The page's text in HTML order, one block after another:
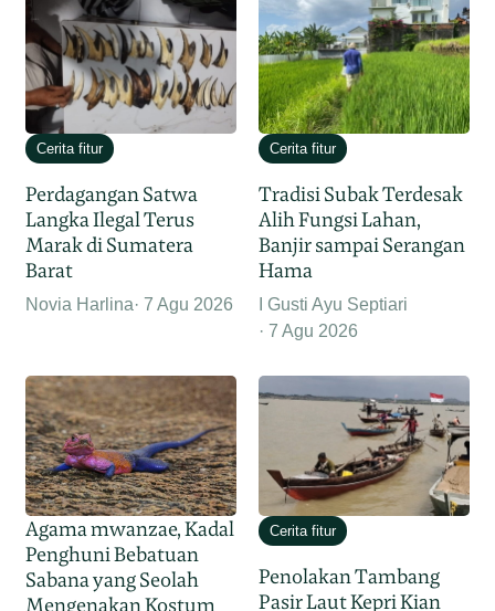
Cerita fitur
Perdagangan Satwa
Langka Ilegal Terus
Marak di Sumatera
Barat
Novia Harlina 7 Agu 2026
Cerita fitur
Tradisi Subak Terdesak
Alih Fungsi Lahan,
Banjir sampai Serangan
Hama
I Gusti Ayu Septiari
7 Agu 2026
Agama mwanzae, Kadal
Penghuni Bebatuan
Sabana yang Seolah
Mengenakan Kostum
Cerita fitur
Penolakan Tambang
Pasir Laut Kepri Kian